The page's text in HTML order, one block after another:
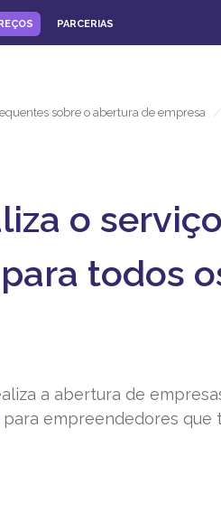
PARCERIAS
sobre o abertura de empresa /
o
todos
a abertura de
para empreendedores que